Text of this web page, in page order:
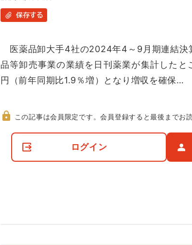
保存する
医薬品卸大手4社の2024年4～9月期連結決
品等卸売事業の業績を日刊薬業が集計した
円（前年同期比1.9％増）となり増収を確保…
て
この記事は会員限定です。会員登録すると最後までお
ログイン